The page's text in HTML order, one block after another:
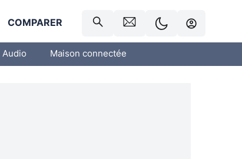
COMPARER
Audio Maison connectée